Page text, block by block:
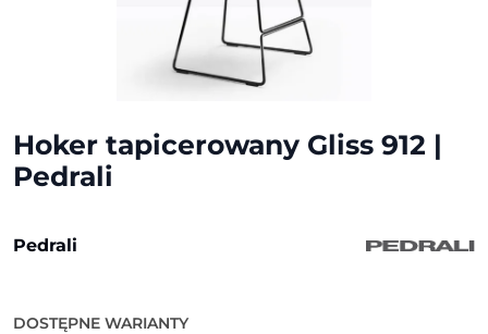
Hoker tapicerowany Gliss 912 |
Pedrali
Pedrali
DOSTĘPNE WARIANTY